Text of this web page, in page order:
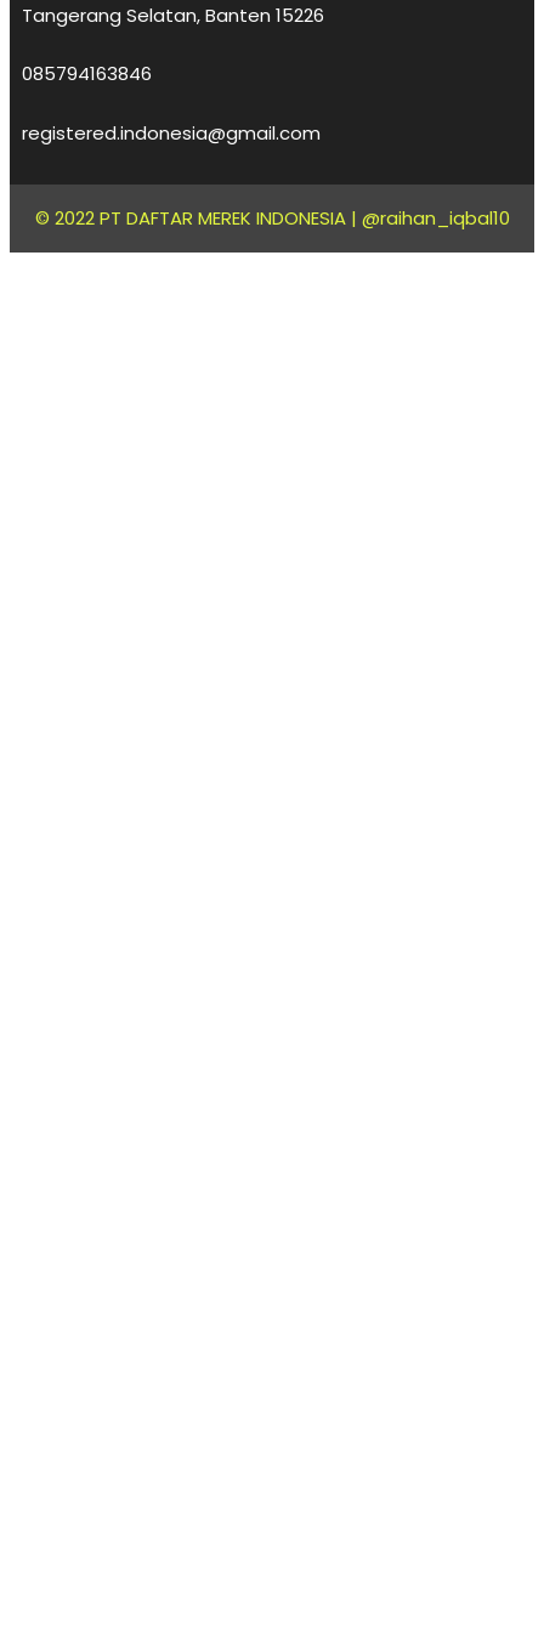
Tangerang Selatan, Banten 15226
085794163846
registered.indonesia@gmail.com
© 2022 PT DAFTAR MEREK INDONESIA | @raihan_iqbal10